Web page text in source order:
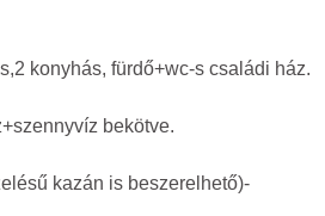
konyhás, fürdő+wc-s családi ház.
bekötve.
kazán is beszerelhető)-